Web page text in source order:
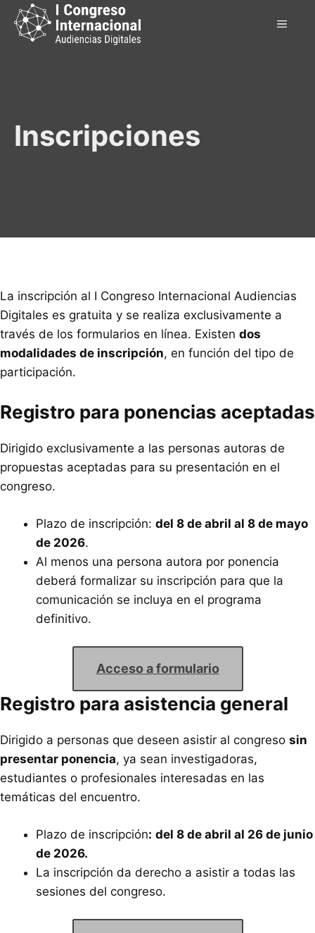
Saltar
contenido
MENÚ
Inscripciones
La inscripción al I Congreso Internacional Audiencias
Digitales es gratuita y se realiza exclusivamente a
través de los formularios en línea. Existen dos
modalidades de inscripción, en función del tipo de
participación.
Registro para ponencias aceptadas
Dirigido exclusivamente a las personas autoras de
propuestas aceptadas para su presentación en el
congreso.
Plazo de inscripción: del 8 de abril al 8 de mayo
de 2026.
Al menos una persona autora por ponencia
deberá formalizar su inscripción para que la
comunicación se incluya en el programa
definitivo.
Acceso a formulario
Registro para asistencia general
Dirigido a personas que deseen asistir al congreso sin
presentar ponencia, ya sean investigadoras,
estudiantes o profesionales interesadas en las
temáticas del encuentro.
Plazo de inscripción: del 8 de abril al 26 de junio
de 2026.
La inscripción da derecho a asistir a todas las
sesiones del congreso.